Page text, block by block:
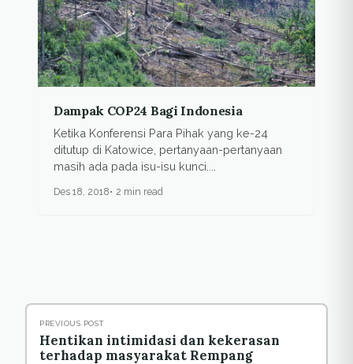
Dampak COP24 Bagi Indonesia
Ketika Konferensi Para Pihak yang ke-24
ditutup di Katowice, pertanyaan-pertanyaan
masih ada pada isu-isu kunci....
Des 18, 2018 2 min read
PREVIOUS POST
Hentikan intimidasi dan kekerasan
terhadap masyarakat Rempang